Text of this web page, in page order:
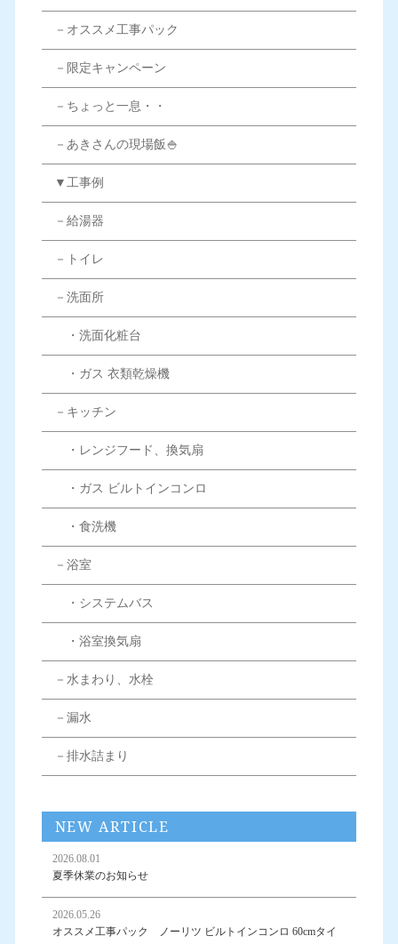
－オススメ工事パック
－限定キャンペーン
－ちょっと一息・・
－あきさんの現場飯🍚
▼工事例
－給湯器
－トイレ
－洗面所
・洗面化粧台
・ガス 衣類乾燥機
－キッチン
・レンジフード、換気扇
・ガス ビルトインコンロ
・食洗機
－浴室
・システムバス
・浴室換気扇
－水まわり、水栓
－漏水
－排水詰まり
NEW ARTICLE
2026.08.01
夏季休業のお知らせ
2026.05.26
オススメ工事パック ノーリツ ビルトインコンロ 60cmタイ